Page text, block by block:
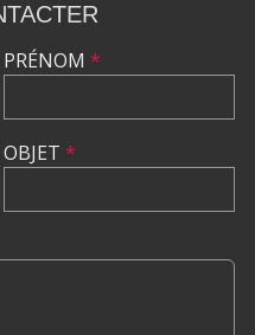
PRÉNOM *
OBJET *